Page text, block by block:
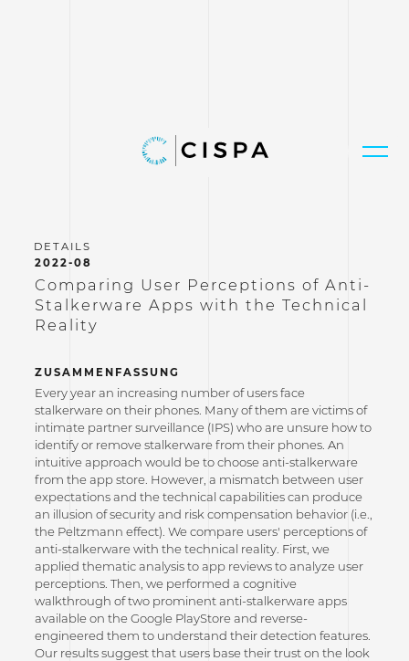
2022-08
Comparing User Perceptions of Anti-
Stalkerware Apps with the Technical
Reality
ZUSAMMENFASSUNG
Every year an increasing number of users face
stalkerware on their phones. Many of them are victims of
intimate partner surveillance (IPS) who are unsure how to
identify or remove stalkerware from their phones. An
intuitive approach would be to choose anti-stalkerware
from the app store. However, a mismatch between user
expectations and the technical capabilities can produce
an illusion of security and risk compensation behavior (i.e.,
the Peltzmann effect). We compare users' perceptions of
anti-stalkerware with the technical reality. First, we
applied thematic analysis to app reviews to analyze user
perceptions. Then, we performed a cognitive
walkthrough of two prominent anti-stalkerware apps
available on the Google PlayStore and reverse-
engineered them to understand their detection features.
Our results suggest that users base their trust on the look